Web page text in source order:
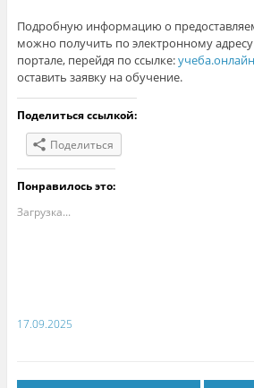
Подробную информацию о
можно получить по электронному адресу
портале, перейдя по ссылке:учеба.онлайн
оставить заявку на обучение.
Поделиться ссылкой:
Поделиться
Понравилось это:
Загрузка...
17.09.2025